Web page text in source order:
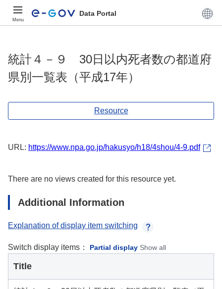
Menu
Data Portal
統計４－９ 30日以内死者数の都道府
県別一覧表（平成17年）
Resource
URL: https://www.npa.go.jp/hakusyo/h18/4shou/4-9.pdf
There are no views created for this resource yet.
Additional Information
Explanation of display item switching
Switch display items： Partial display Show all
Title